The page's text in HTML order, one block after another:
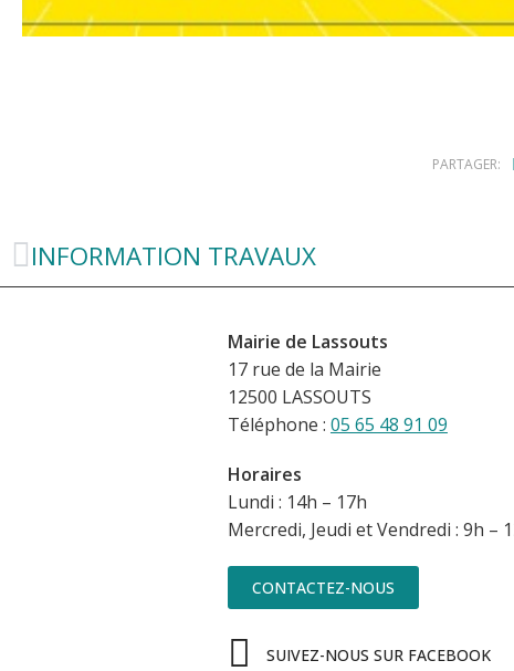
PARTAGER:
INFORMATION TRAVAUX
Mairie de Lassouts
17 rue de la Mairie
12500 LASSOUTS
Téléphone : 05 65 48 91 09
Horaires
Lundi : 14h – 17h
Mercredi, Jeudi et Vendredi : 9h –
CONTACTEZ-NOUS
SUIVEZ-NOUS SUR FACEBOOK